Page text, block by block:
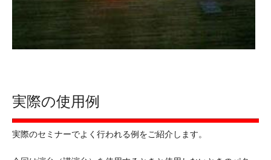
実際の使用例
実際のセミナーでよく行われる例をご紹介します。